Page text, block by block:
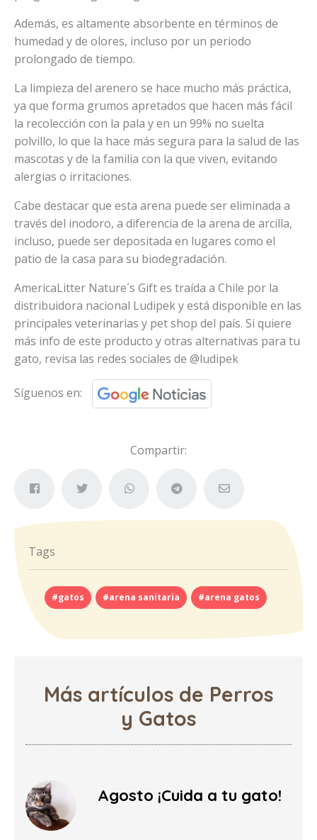
Además, es altamente absorbente en términos de
humedad y de olores, incluso por un periodo
prolongado de tiempo.
La limpieza del arenero se hace mucho más práctica,
ya que forma grumos apretados que hacen más fácil
la recolección con la pala y en un 99% no suelta
polvillo, lo que la hace más segura para la salud de las
mascotas y de la familia con la que viven, evitando
alergias o irritaciones.
Cabe destacar que esta arena puede ser eliminada a
través del inodoro, a diferencia de la arena de arcilla,
incluso, puede ser depositada en lugares como el
patio de la casa para su biodegradación.
AmericaLitter Nature´s Gift es traída a Chile por la
distribuidora nacional Ludipek y está disponible en las
principales veterinarias y pet shop del país. Si quiere
más info de este producto y otras alternativas para tu
gato, revisa las redes sociales de @ludipek
Síguenos en:
Compartir:
Tags
#gatos #arena sanitaria #arena gatos
Más artículos de Perros
y Gatos
Agosto ¡Cuida a tu gato!